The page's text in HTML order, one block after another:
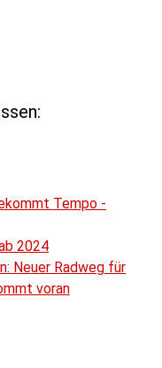
Tempo -
2024
Neuer Radweg für
voran